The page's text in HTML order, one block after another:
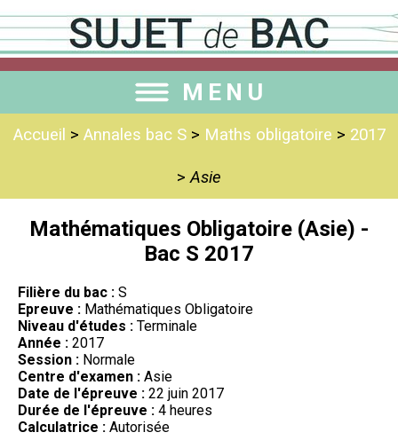
MENU
Accueil > Annales bac S> Maths obligatoire > 2017
>Asie
Mathématiques Obligatoire (Asie) -
Bac S 2017
Filière du bac : S
Epreuve : Mathématiques Obligatoire
Niveau d'études : Terminale
Année : 2017
Session : Normale
Centre d'examen : Asie
Date de l'épreuve : 22 juin 2017
Durée de l'épreuve : 4 heures
Calculatrice : Autorisée